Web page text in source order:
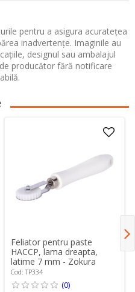
pentru a asigura acuratețea
inadvertențe. Imaginile au
designul sau ambalajul
producător fără notificare
Feliator pentru paste
HACCP, lama dreapta,
latime 7 mm - Zokura
Cod: TP334
(0)